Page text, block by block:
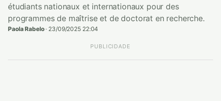
étudiants nationaux et internationaux pour des
programmes de maîtrise et de doctorat en recherche.
Paola Rabelo· 23/09/2025 22:04
PUBLICIDADE